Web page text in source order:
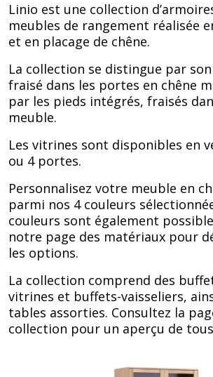
Linio est une collection
meubles de rangement réalisée
et en placage de chêne.
La collection se distingue par
fraisé dans les portes en chêne
par les pieds intégrés, fraisés
meuble.
Les vitrines sont disponibles en
ou 4 portes.
Personnalisez votre meuble en
parmi nos 4 couleurs
couleurs sont également
notre page des matériaux pour
les options.
La collection comprend des
vitrines et buffets-vaisseliers,
tables assorties. Consultez la
collection pour un aperçu de